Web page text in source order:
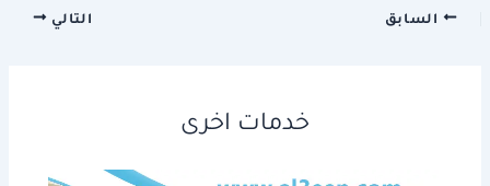
السابق التالي
خدمات اخرى